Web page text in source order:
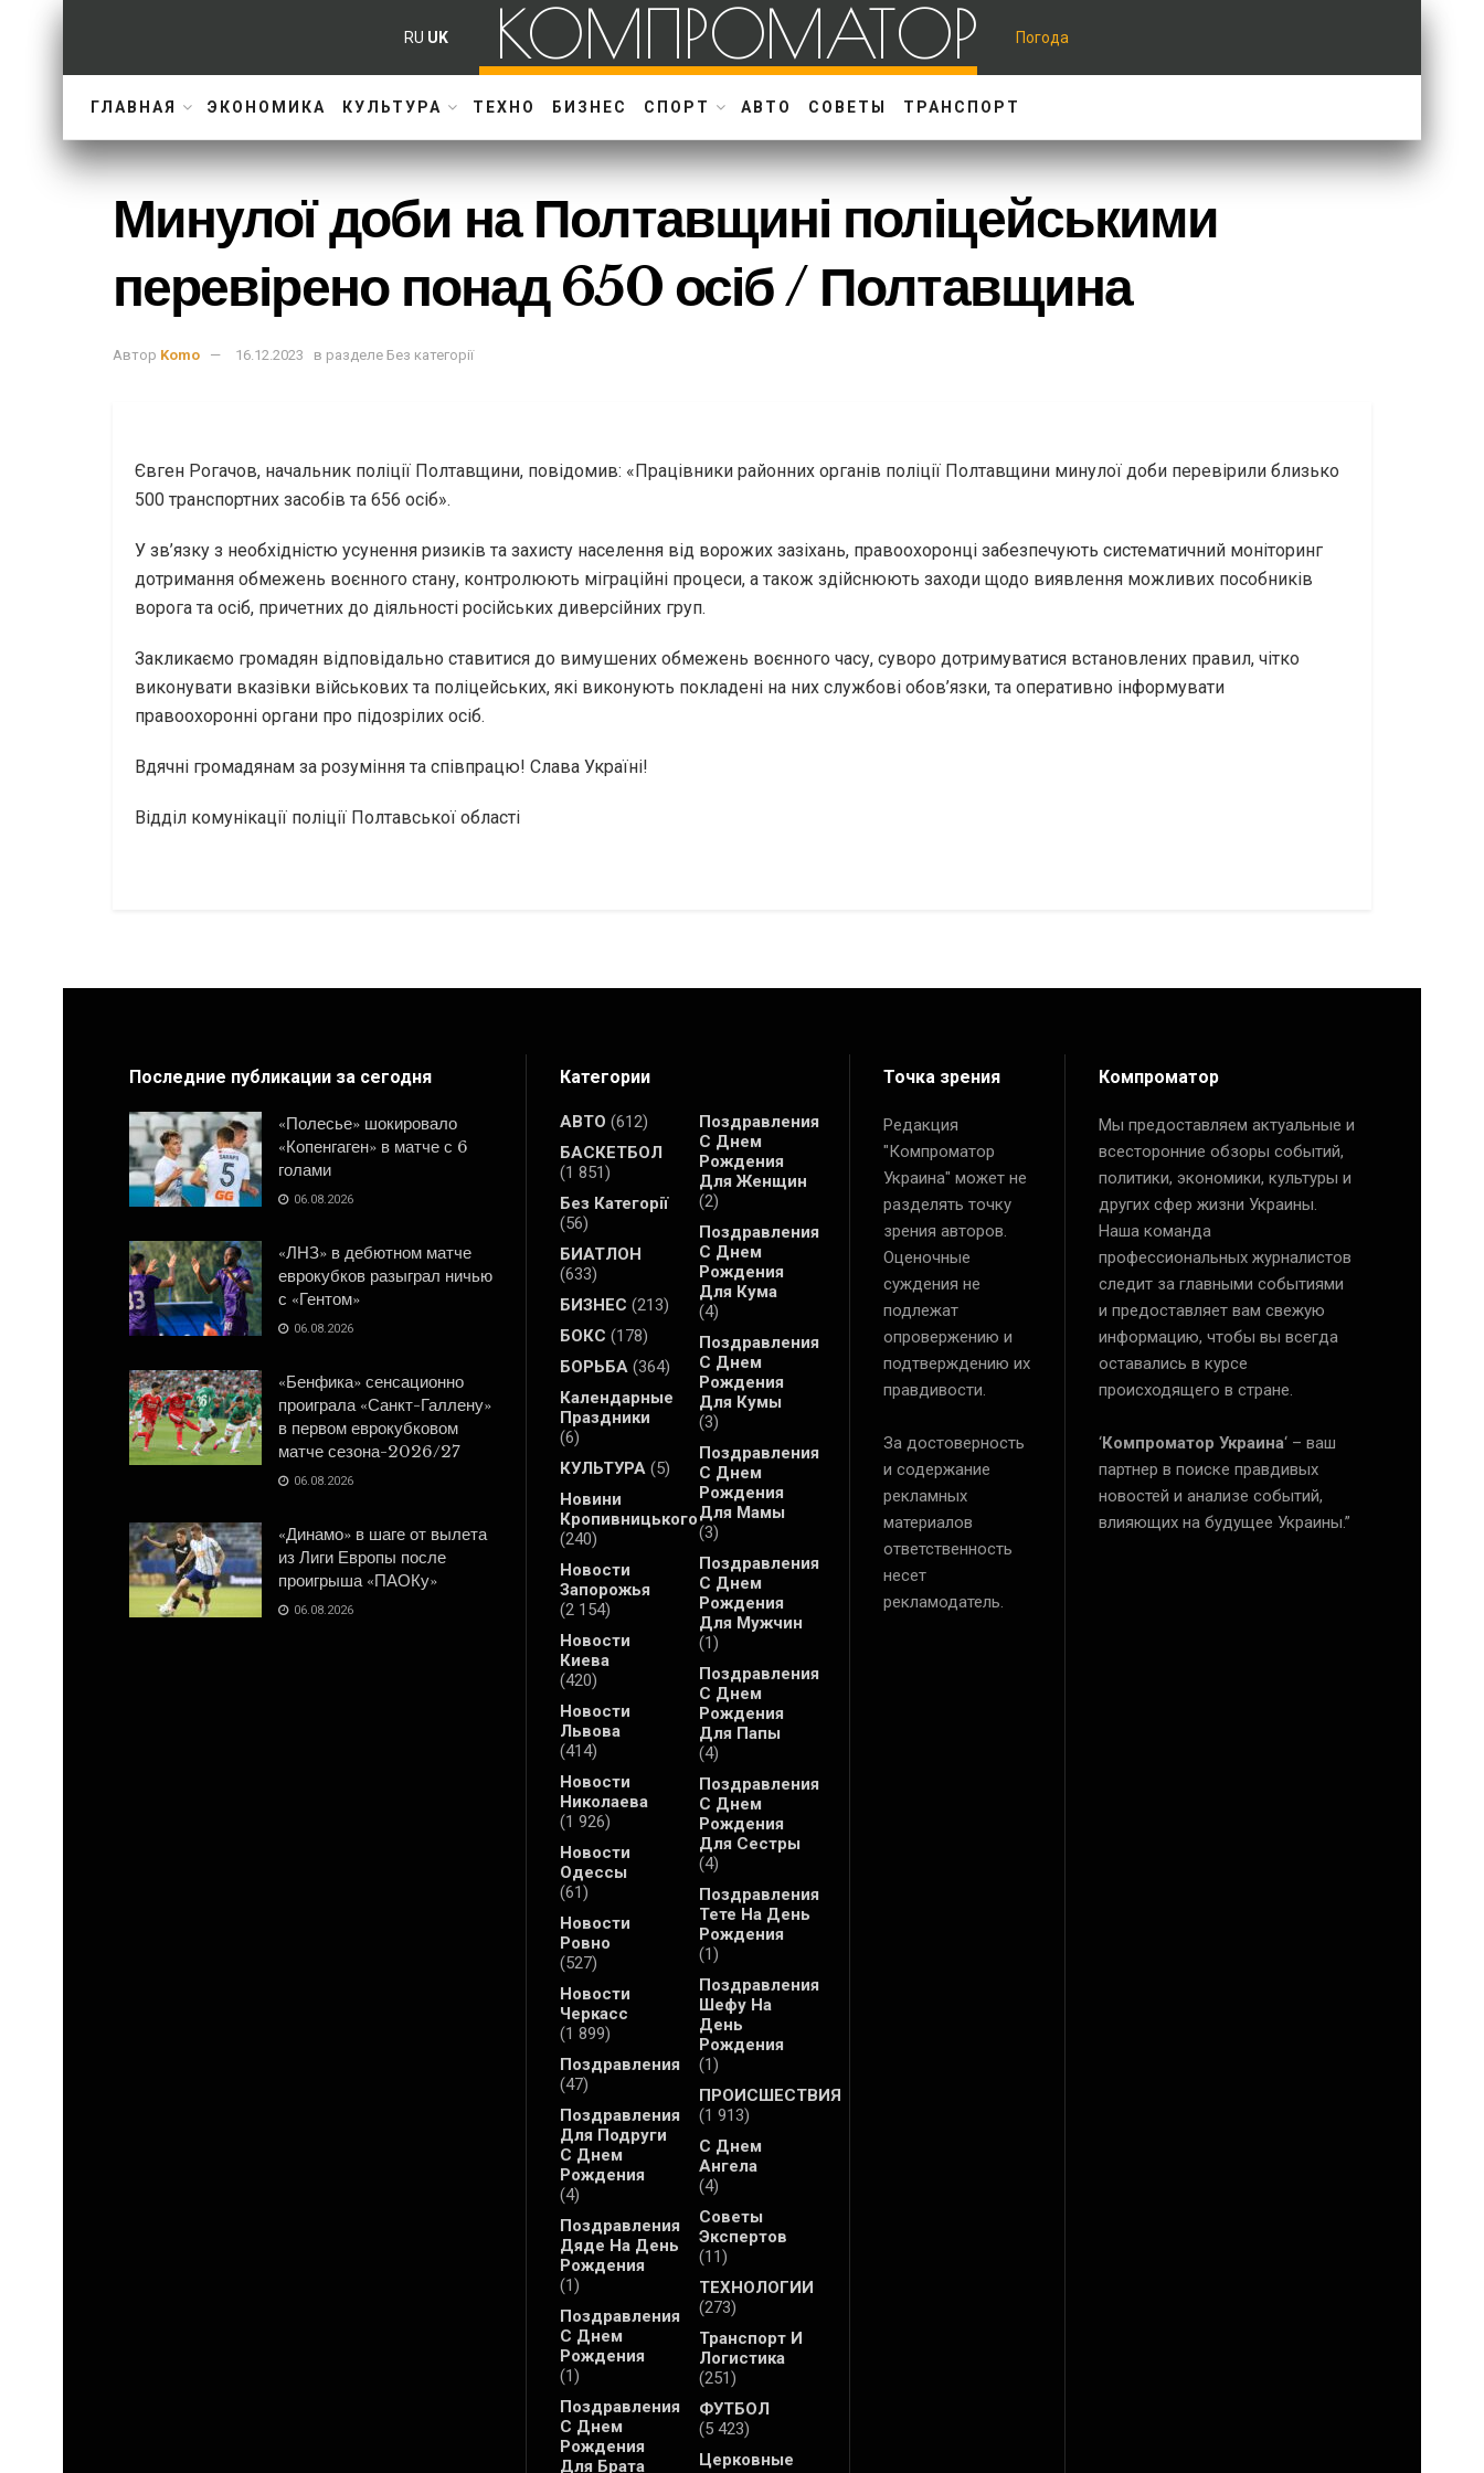
RU UK КОМПРОМАТОР Погода
ГЛАВНАЯ ЭКОНОМИКА КУЛЬТУРА ТЕХНО БИЗНЕС СПОРТ АВТО СОВЕТЫ ТРАНСПОРТ
Минулої доби на Полтавщині поліцейськими
перевірено понад 650 осіб / Полтавщина
Автор Komo 16.12.2023 в разделе Без категорії
Євген Рогачов, начальник поліції Полтавщини, повідомив: «Працівники районних органів поліції Полтавщини минулої доби перевірили близько
500 транспортних засобів та 656 осіб».
У зв’язку з необхідністю усунення ризиків та захисту населення від ворожих зазіхань, правоохоронці забезпечують систематичний моніторинг
дотримання обмежень воєнного стану, контролюють міграційні процеси, а також здійснюють заходи щодо виявлення можливих пособників
ворога та осіб, причетних до діяльності російських диверсійних груп.
Закликаємо громадян відповідально ставитися до вимушених обмежень воєнного часу, суворо дотримуватися встановлених правил, чітко
виконувати вказівки військових та поліцейських, які виконують покладені на них службові обов’язки, та оперативно інформувати
правоохоронні органи про підозрілих осіб.
Вдячні громадянам за розуміння та співпрацю! Слава Україні!
Відділ комунікації поліції Полтавської області
Последние публикации за сегодня
«Полесье» шокировало
«Копенгаген» в матче с 6
голами
06.08.2026
«ЛНЗ» в дебютном матче
еврокубков разыграл ничью
с «Гентом»
06.08.2026
«Бенфика» сенсационно
проиграла «Санкт-Галлену»
в первом еврокубковом
матче сезона-2026/27
06.08.2026
«Динамо» в шаге от вылета
из Лиги Европы после
проигрыша «ПАОКу»
06.08.2026
Категории
АВТО (612)
БАСКЕТБОЛ
(1 851)
Без Категорії
(56)
БИАТЛОН
(633)
БИЗНЕС (213)
БОКС (178)
БОРЬБА (364)
Календарные
Праздники
(6)
КУЛЬТУРА (5)
Новини
Кропивницького
(240)
Новости
Запорожья
(2 154)
Новости
Киева
(420)
Новости
Львова
(414)
Новости
Николаева
(1 926)
Новости
Одессы
(61)
Новости
Ровно
(527)
Новости
Черкасс
(1 899)
Поздравления
(47)
Поздравления
Для Подруги
С Днем
Рождения
(4)
Поздравления
Дяде На День
Рождения
(1)
Поздравления
С Днем
Рождения
(1)
Поздравления
С Днем
Рождения
Для Брата
Поздравления
С Днем
Рождения
Для Женщин
(2)
Поздравления
С Днем
Рождения
Для Кума
(4)
Поздравления
С Днем
Рождения
Для Кумы
(3)
Поздравления
С Днем
Рождения
Для Мамы
(3)
Поздравления
С Днем
Рождения
Для Мужчин
(1)
Поздравления
С Днем
Рождения
Для Папы
(4)
Поздравления
С Днем
Рождения
Для Сестры
(4)
Поздравления
Тете На День
Рождения
(1)
Поздравления
Шефу На
День
Рождения
(1)
ПРОИСШЕСТВИЯ
(1 913)
С Днем
Ангела
(4)
Советы
Экспертов
(11)
ТЕХНОЛОГИИ
(273)
Транспорт И
Логистика
(251)
ФУТБОЛ
(5 423)
Церковные
Точка зрения
Редакция
"Компроматор
Украина" может не
разделять точку
зрения авторов.
Оценочные
суждения не
подлежат
опровержению и
подтверждению их
правдивости.
За достоверность
и содержание
рекламных
материалов
ответственность
несет
рекламодатель.
Компроматор
Мы предоставляем актуальные и
всесторонние обзоры событий,
политики, экономики, культуры и
других сфер жизни Украины.
Наша команда
профессиональных журналистов
следит за главными событиями
и предоставляет вам свежую
информацию, чтобы вы всегда
оставались в курсе
происходящего в стране.
‘Компроматор Украина‘ – ваш
партнер в поиске правдивых
новостей и анализе событий,
влияющих на будущее Украины.”